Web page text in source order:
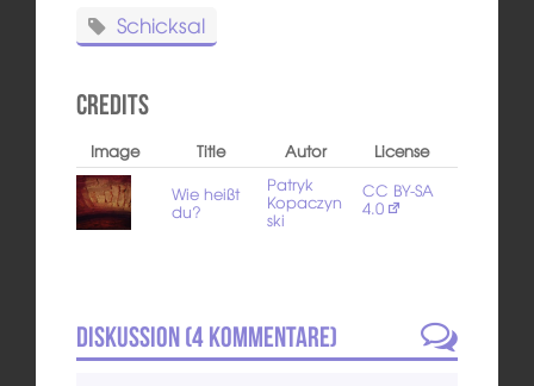
Schicksal
Credits
Image Title Autor
License
Wie heißt
du?
Patryk
Kopaczyn
ski
CC BY-SA
4.0
Diskussion (4Kommentare)